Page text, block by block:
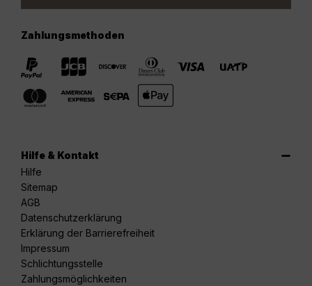
Zahlungsmethoden
Hilfe & Kontakt
Hilfe
Sitemap
AGB
Datenschutzerklärung
Erklärung der Barrierefreiheit
Impressum
Schlichtungsstelle
Zahlungsmöglichkeiten